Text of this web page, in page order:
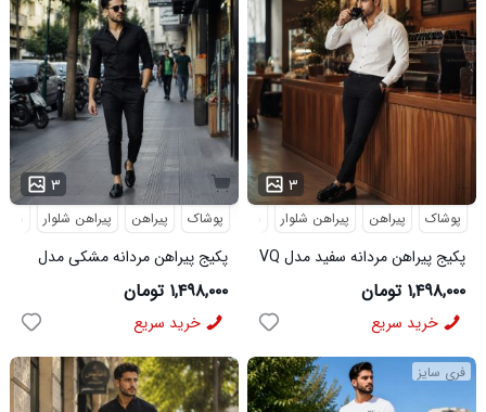
۳
پوشاک پیراهن پیراهن شلوار
پکیج پیراهن مردانه مشکی مدل
VQ شلوار مردانه مشکی مدل
MOBIN
۱,۴۹۸,۰۰۰ تومان
خرید سریع
۳ ...
پوشاک پیراهن پیراهن شلوار شلوار مردانه
پکیج پیراهن مردانه سفید مدل VQ
شلوار مردانه مشکی مدل MOBIN
۱,۴۹۸,۰۰۰ تومان
خرید سریع
فری سایز